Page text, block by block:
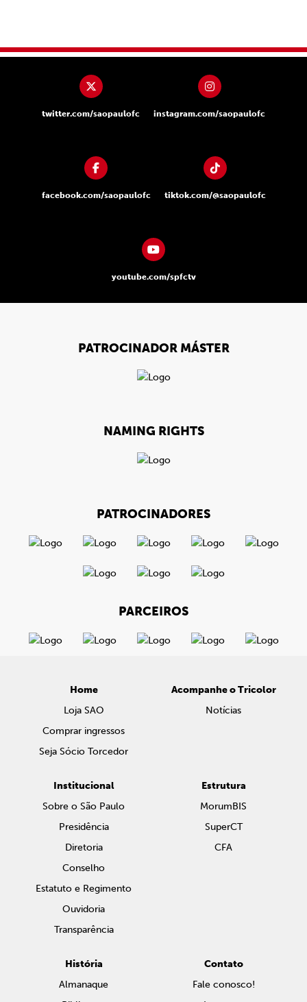
twitter.com/saopaulofc instagram.com/saopaulofc
facebook.com/saopaulofc tiktok.com/@saopaulofc
youtube.com/spfctv
PATROCINADOR MÁSTER
NAMING RIGHTS
PATROCINADORES
PARCEIROS
Home
Loja SAO
Comprar ingressos
Seja Sócio Torcedor
Acompanhe o Tricolor
Notícias
Institucional
Sobre o São Paulo
Presidência
Diretoria
Conselho
Estatuto e Regimento
Ouvidoria
Transparência
Estrutura
MorumBIS
SuperCT
CFA
História
Almanaque
Contato
Fale conosco!